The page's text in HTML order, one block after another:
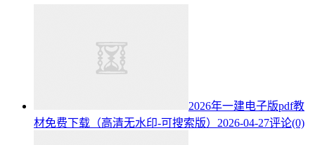
2026年一建电子版pdf教
材免费下载（高清无水印-可搜索版） 2026-04-27评论(0)